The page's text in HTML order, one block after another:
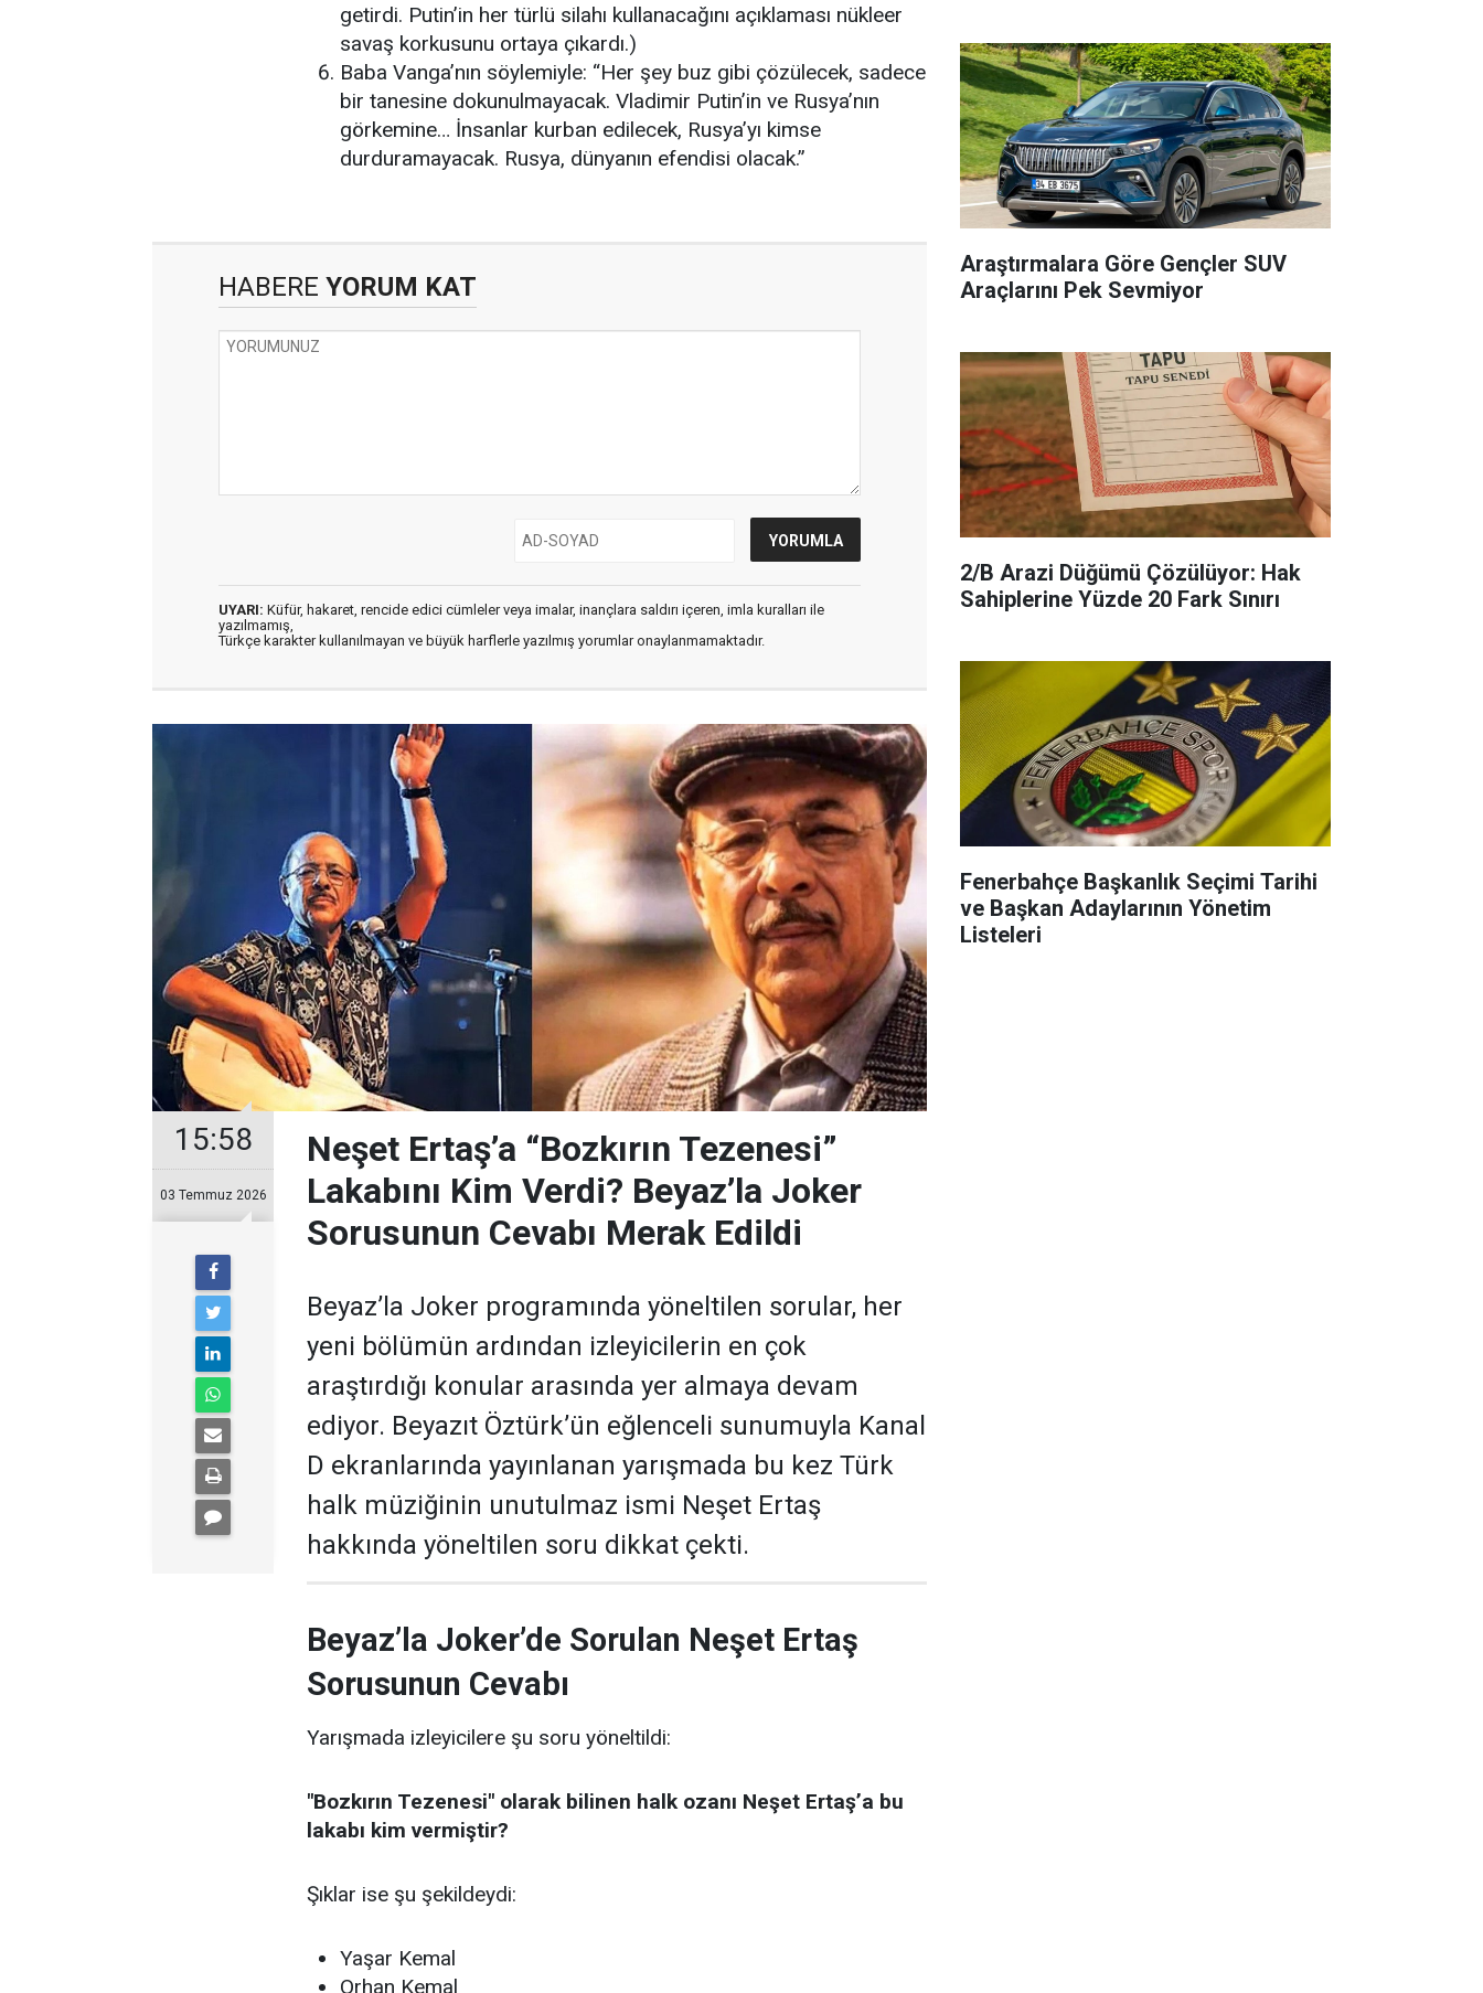
getirdi. Putin’in her türlü silahı kullanacağını açıklaması nükleer
savaş korkusunu ortaya çıkardı.)
Baba Vanga’nın söylemiyle: “Her şey buz gibi çözülecek, sadece
bir tanesine dokunulmayacak. Vladimir Putin’in ve Rusya’nın
görkemine… İnsanlar kurban edilecek, Rusya’yı kimse
durduramayacak. Rusya, dünyanın efendisi olacak.”
HABERE YORUM KAT
UYARI: Küfür, hakaret, rencide edici cümleler veya imalar, inançlara saldırı içeren, imla kuralları ile
yazılmamış,
Türkçe karakter kullanılmayan ve büyük harflerle yazılmış yorumlar onaylanmamaktadır.
15:58
03 Temmuz 2026
Neşet Ertaş’a “Bozkırın Tezenesi”
Lakabını Kim Verdi? Beyaz’la Joker
Sorusunun Cevabı Merak Edildi
Beyaz’la Joker programında yöneltilen sorular, her
yeni bölümün ardından izleyicilerin en çok
araştırdığı konular arasında yer almaya devam
ediyor. Beyazıt Öztürk’ün eğlenceli sunumuyla Kanal
D ekranlarında yayınlanan yarışmada bu kez Türk
halk müziğinin unutulmaz ismi Neşet Ertaş
hakkında yöneltilen soru dikkat çekti.
Beyaz’la Joker’de Sorulan Neşet Ertaş
Sorusunun Cevabı
Yarışmada izleyicilere şu soru yöneltildi:
"Bozkırın Tezenesi" olarak bilinen halk ozanı Neşet Ertaş’a bu
lakabı kim vermiştir?
Şıklar ise şu şekildeydi:
Yaşar Kemal
Orhan Kemal
Araştırmalara Göre Gençler SUV
Araçlarını Pek Sevmiyor
2/B Arazi Düğümü Çözülüyor: Hak
Sahiplerine Yüzde 20 Fark Sınırı
Fenerbahçe Başkanlık Seçimi Tarihi
ve Başkan Adaylarının Yönetim
Listeleri